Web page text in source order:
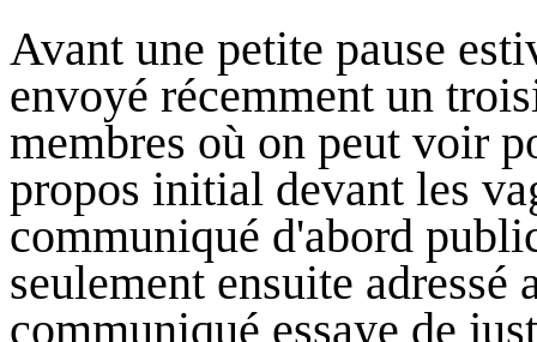
Avant une petite pause
envoyé récemment un
membres où on peut voir
propos initial devant les
communiqué d'abord
seulement ensuite
communiqué essaye de